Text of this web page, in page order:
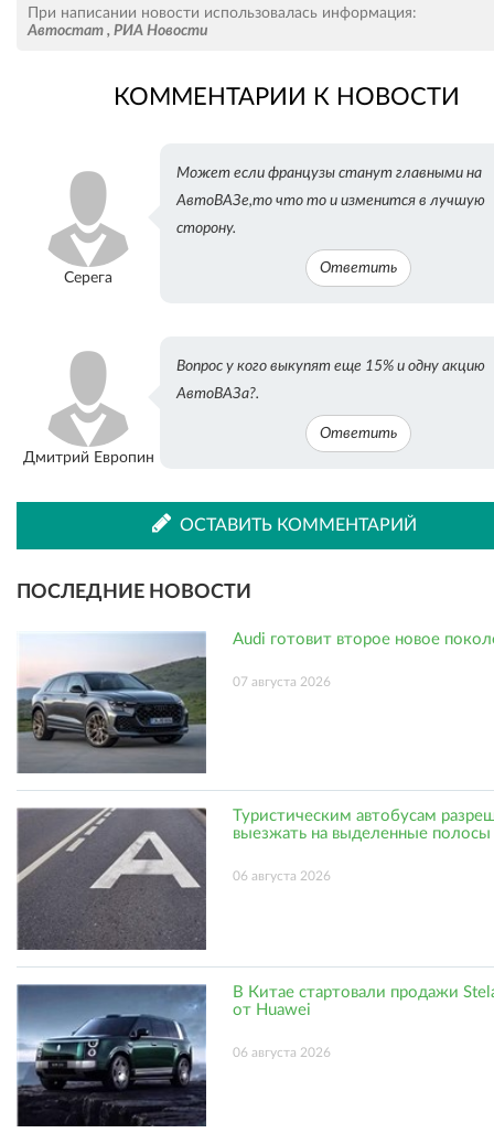
во
ВКонтакте
Одноклассниках
При написании новости использовалась информация:
Автостат , РИА Новости
КОММЕНТАРИИ К НОВОСТИ
Серега
Может если французы станут главными на
АвтоВАЗе,то что то и изменится в лучшую
сторону.
Ответить
Дмитрий Европин
Вопрос у кого выкупят еще 15% и одну акцию
АвтоВАЗа?.
Ответить
ОСТАВИТЬ КОММЕНТАРИЙ
ПОСЛЕДНИЕ НОВОСТИ
Audi готовит второе новое
07 августа 2026
Туристическим автобусам
выезжать на выделенные полосы
06 августа 2026
В Китае стартовали продажи
от Huawei
06 августа 2026